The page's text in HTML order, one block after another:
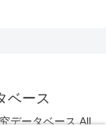
ベース
データベース All